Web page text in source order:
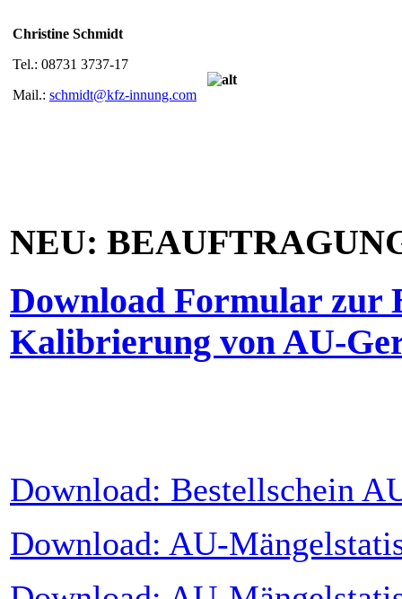
Christine Schmidt
Tel.: 08731 3737-17
Mail.: schmidt@kfz-innung.com
NEU:
Download Formular zur
Kalibrierung von AU-
Download: Bestellschein
Download: AU-